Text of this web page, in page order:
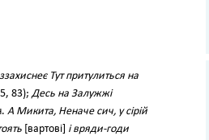
Тут притулиться на
83);Десь на Залужжі
А Микита, Неначе сич, у сірій
[вартові] і вряди-годи